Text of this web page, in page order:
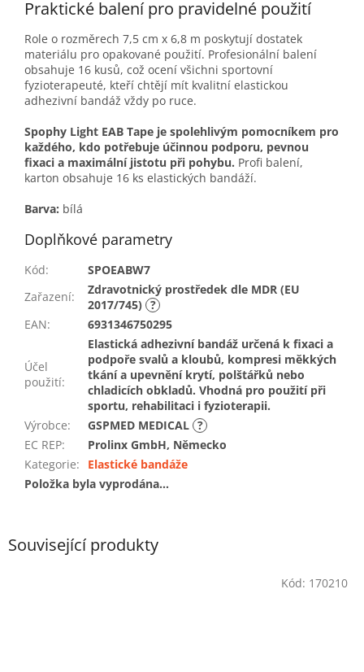
Související produkty
Kód: 170210
Praktické balení pro pravidelné použití
Role o rozměrech 7,5 cm x 6,8 m poskytují dostatek
materiálu pro opakované použití. Profesionální balení
obsahuje 16 kusů, což ocení všichni sportovní
fyzioterapeuté, kteří chtějí mít kvalitní elastickou
adhezivní bandáž vždy po ruce.
Spophy Light EAB Tape je spolehlivým pomocníkem pro
každého, kdo potřebuje účinnou podporu, pevnou
fixaci a maximální jistotu při pohybu. Profi balení,
karton obsahuje 16 ks elastických bandáží.
Barva: bílá
Doplňkové parametry
Kód:
SPOEABW7
Zařazení:
Zdravotnický prostředek dle MDR (EU
2017/745) ?
EAN: 6931346750295
Účel
použití:
Elastická adhezivní bandáž určená k fixaci a
podpoře svalů a kloubů, kompresi měkkých
tkání a upevnění krytí, polštářků nebo
chladicích obkladů. Vhodná pro použití při
sportu, rehabilitaci i fyzioterapii.
Výrobce: GSPMED MEDICAL ?
EC REP:
Prolinx GmbH, Německo
Kategorie:
Elastické bandáže
Položka byla vyprodána…